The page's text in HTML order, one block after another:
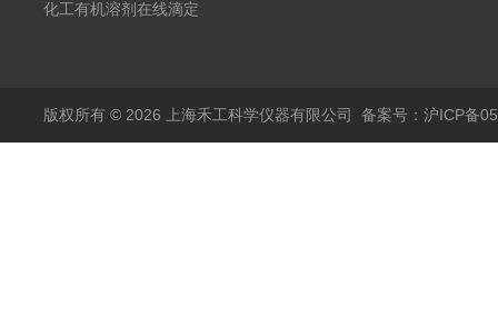
在线滴定分析仪
化工有机溶剂在线滴定
版权所有 © 2026 上海禾工科学仪器有限公司 备案号：沪ICP备